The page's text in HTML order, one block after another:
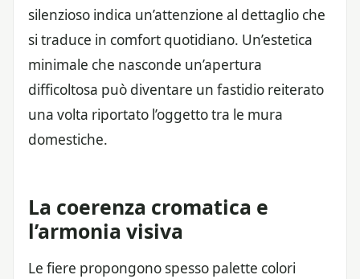
silenzioso indica un’attenzione al dettaglio che
si traduce in comfort quotidiano. Un’estetica
minimale che nasconde un’apertura
difficoltosa può diventare un fastidio reiterato
una volta riportato l’oggetto tra le mura
domestiche.
La coerenza cromatica e
l’armonia visiva
Le fiere propongono spesso palette colori